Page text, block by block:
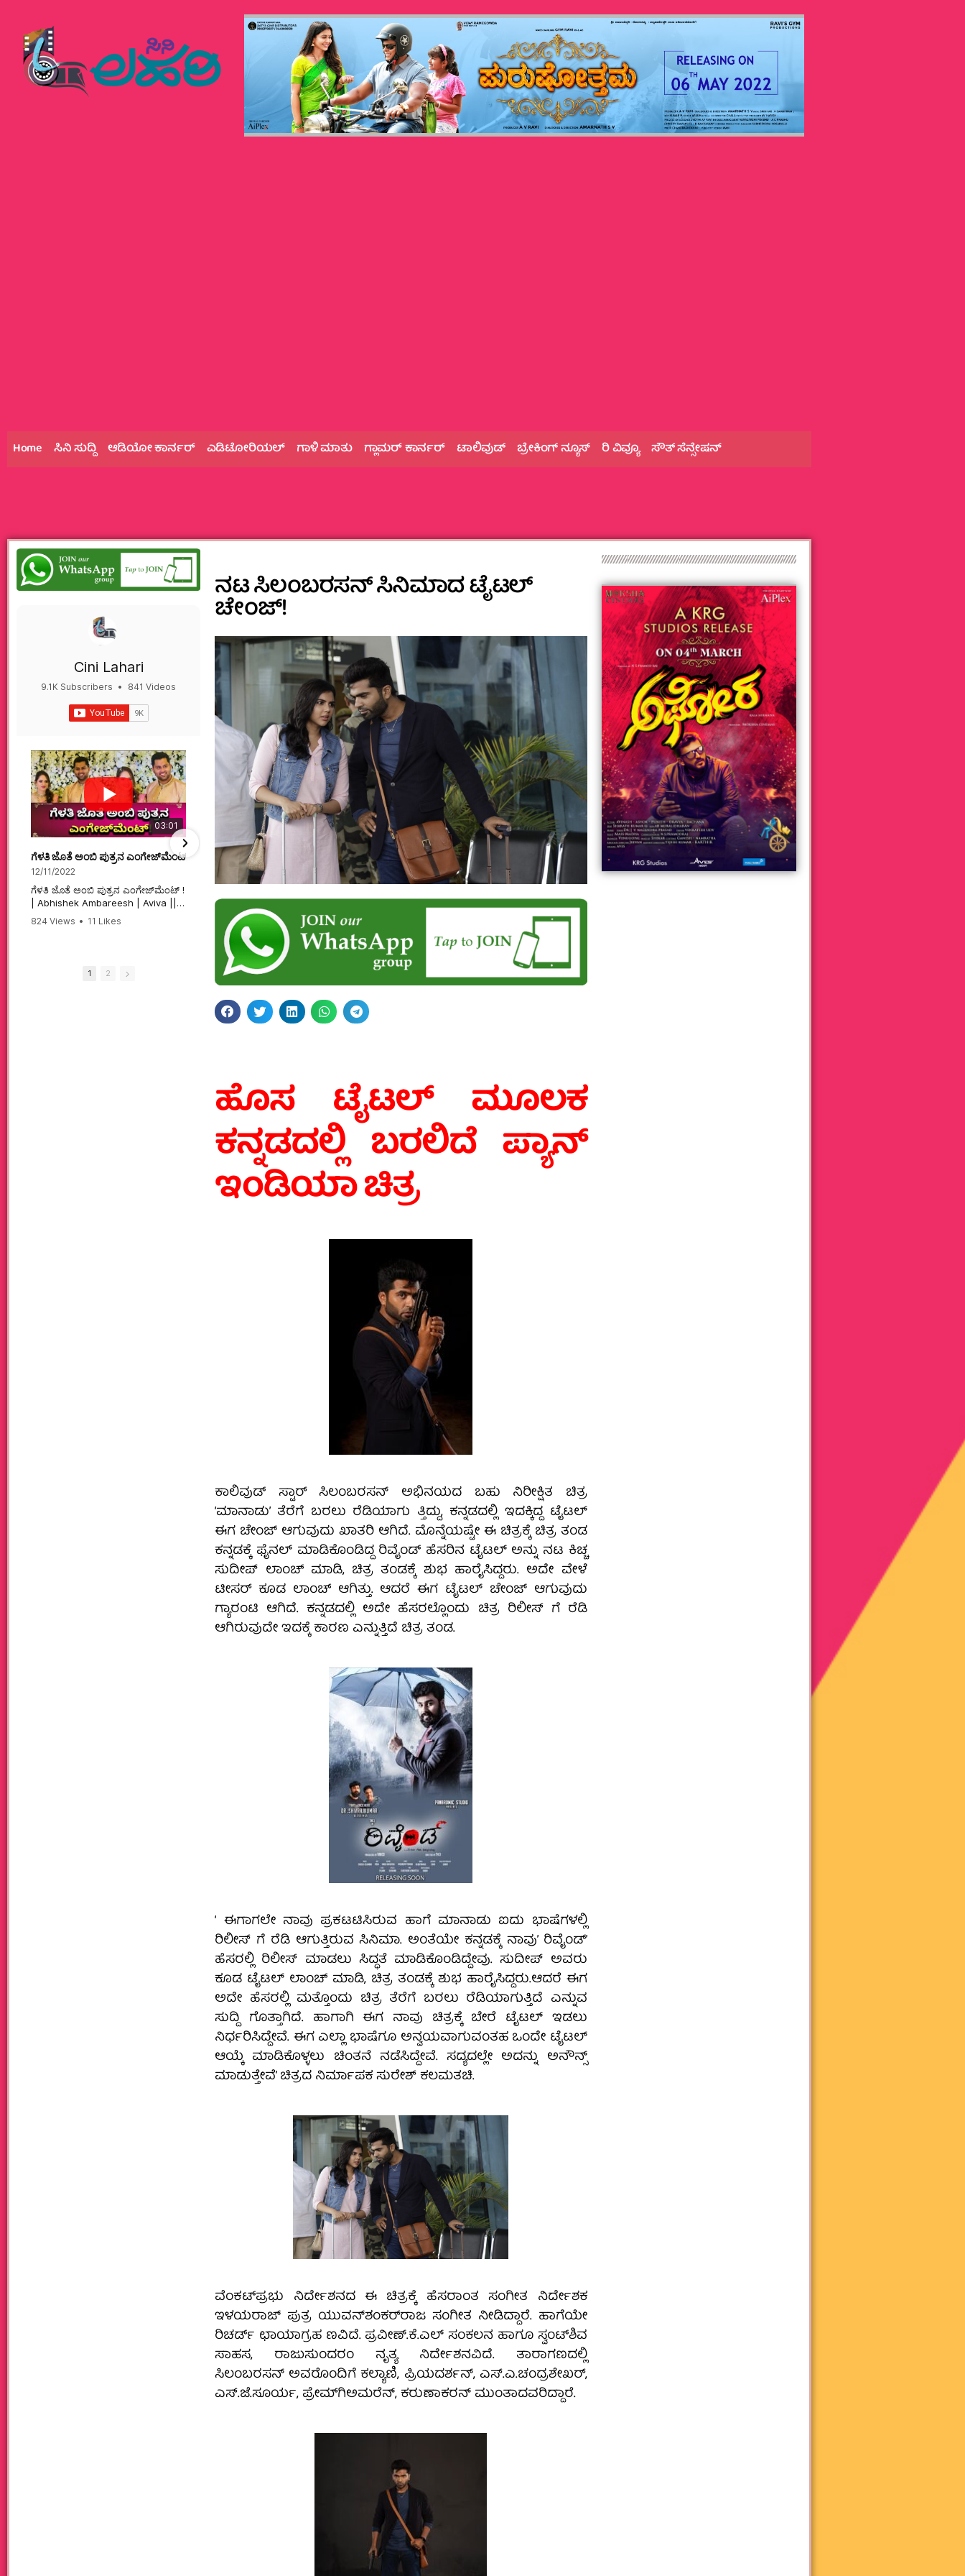
Home ಸಿನಿ ಸುದ್ದಿ ಆಡಿಯೋ ಕಾರ್ನರ್ ಎಡಿಟೋರಿಯಲ್ ಗಾಳಿ ಮಾತು ಗ್ಲಾಮರ್‌ ಕಾರ್ನರ್ ಟಾಲಿವುಡ್ ಬ್ರೇಕಿಂಗ್‌ ನ್ಯೂಸ್ ರಿ ವಿವ್ಯೂ ಸೌತ್‌ ಸೆನ್ಸೇಷನ್
Cini Lahari
9.1K Subscribers •
841 Videos
03:01
ಗೆಳತಿ ಜೊತೆ ಅಂಬಿ ಪುತ್ರನ ಎಂಗೇಜ್‌ಮೆಂಟ್ ! | Abhishek Ambareesh | Aviva ||
12/11/2022
ಗೆಳತಿ ಜೊತೆ ಅಂಬಿ ಪುತ್ರನ ಎಂಗೇಜ್‌ಮೆಂಟ್ !
| Abhishek Ambareesh | Aviva ||
824 Views • 11 Likes
06:23
ಮಗನಿಗಾಗಿಯೇ ಸಿನಿಮಾ ಮಾಡಿದ ಮಹಾತಾಯಿ! | Karnataka ||
12/6/2022
ಮಹಾತಾಯಿ! | Karnataka ||
#karnataka #kannadamovies
#sandalwood
74 Views 2 Likes 2 Comments
1 2
ನಟ ಸಿಲಂಬರಸನ್ ಸಿನಿಮಾದ ಟೈಟಲ್
ಚೇಂಜ್!
ಹೊಸ ಟೈಟಲ್ ಮೂಲಕ
ಕನ್ನಡದಲ್ಲಿ ಬರಲಿದೆ ಪ್ಯಾನ್
ಇಂಡಿಯಾ ಚಿತ್ರ
ಕಾಲಿವುಡ್ ಸ್ಟಾರ್ ಸಿಲಂಬರಸನ್ ಅಭಿನಯದ ಬಹು ನಿರೀಕ್ಷಿತ ಚಿತ್ರ
‘ಮಾನಾಡು’ ತೆರೆಗೆ ಬರಲು ರೆಡಿಯಾಗು ತ್ತಿದ್ದು, ಕನ್ನಡದಲ್ಲಿ ಇದಕ್ಕಿದ್ದ ಟೈಟಲ್
ಈಗ ಚೇಂಜ್ ಆಗುವುದು ಖಾತರಿ ಆಗಿದೆ. ಮೊನ್ನೆಯಷ್ಟೇ ಈ ಚಿತ್ರಕ್ಕೆ ಚಿತ್ರ ತಂಡ
ಕನ್ನಡಕ್ಕೆ ಫೈನಲ್ ಮಾಡಿಕೊಂಡಿದ್ದ ರಿವೈಂಡ್ ಹೆಸರಿನ ಟೈಟಲ್ ಅನ್ನು ನಟ ಕಿಚ್ಚ
ಸುದೀಪ್ ಲಾಂಚ್ ಮಾಡಿ, ಚಿತ್ರ ತಂಡಕ್ಕೆ ಶುಭ ಹಾರೈಸಿದ್ದರು. ಅದೇ ವೇಳೆ
ಟೀಸರ್ ಕೂಡ ಲಾಂಚ್ ಆಗಿತ್ತು. ಆದರೆ ಈಗ ಟೈಟಲ್ ಚೇಂಜ್ ಆಗುವುದು
ಗ್ಯಾರಂಟಿ ಆಗಿದೆ. ಕನ್ನಡದಲ್ಲಿ ಅದೇ ಹೆಸರಲ್ಲೊಂದು ಚಿತ್ರ ರಿಲೀಸ್ ಗೆ ರೆಡಿ
ಆಗಿರುವುದೇ ಇದಕ್ಕೆ ಕಾರಣ ಎನ್ನುತ್ತಿದೆ ಚಿತ್ರ ತಂಡ.
‘ ಈಗಾಗಲೇ ನಾವು ಪ್ರಕಟಟಿಸಿರುವ ಹಾಗೆ ಮಾನಾಡು ಐದು ಭಾಷೆಗಳಲ್ಲಿ
ರಿಲೀಸ್ ಗೆ ರೆಡಿ ಆಗುತ್ತಿರುವ ಸಿನಿಮಾ.‌ ಅಂತೆಯೇ ಕನ್ನಡಕ್ಕೆ ನಾವು’ ರಿವೈಂಡ್’
ಹೆಸರಲ್ಲಿ ರಿಲೀಸ್ ಮಾಡಲು ಸಿದ್ಧತೆ ಮಾಡಿಕೊಂಡಿದ್ದೇವು. ಸುದೀಪ್ ಅವರು
ಕೂಡ ಟೈಟಲ್ ಲಾಂಚ್ ಮಾಡಿ, ಚಿತ್ರ ತಂಡಕ್ಕೆ ಶುಭ ಹಾರೈಸಿದ್ದರು.ಆದರೆ ಈಗ
ಅದೇ ಹೆಸರಲ್ಲಿ ಮತ್ತೊಂದು ಚಿತ್ರ ತೆರೆಗೆ ಬರಲು ರೆಡಿಯಾಗುತ್ತಿದೆ ಎನ್ನುವ
ಸುದ್ದಿ ಗೊತ್ತಾಗಿದೆ. ಹಾಗಾಗಿ ಈಗ ನಾವು ಚಿತ್ರಕ್ಕೆ ಬೇರೆ ಟೈಟಲ್ ಇಡಲು
ನಿರ್ಧರಿಸಿದ್ದೇವೆ. ಈಗ ಎಲ್ಲಾ ಭಾಷೆಗೂ ಅನ್ವಯವಾಗುವಂತಹ ಒಂದೇ ಟೈಟಲ್
ಆಯ್ಕೆ ಮಾಡಿಕೊಳ್ಳಲು ಚಿಂತನೆ ನಡೆಸಿದ್ದೇವೆ. ಸದ್ಯದಲ್ಲೇ ಅದನ್ನು ಅನೌನ್ಸ್
ಮಾಡುತ್ತೇವೆ’ ಚಿತ್ರದ ನಿರ್ಮಾಪಕ ಸುರೇಶ್ ಕಲಮತಚಿ‌.
ವೆಂಕಟ್‌ಪ್ರಭು ನಿರ್ದೇಶನದ ಈ ಚಿತ್ರಕ್ಕೆ ಹೆಸರಾಂತ ಸಂಗೀತ ನಿರ್ದೇಶಕ
ಇಳಯರಾಜ್ ಪುತ್ರ ಯುವನ್‌ಶಂಕರ್‌ರಾಜ ಸಂಗೀತ ನೀಡಿದ್ದಾರೆ‌. ಹಾಗೆಯೇ
ರಿಚರ್ಡ್ ಛಾಯಾಗ್ರಹ ಣವಿದೆ‌. ಪ್ರವೀಣ್.ಕೆ.ಎಲ್ ಸಂಕಲನ ಹಾಗೂ ಸ್ವಂಟ್‌ಶಿವ
ಸಾಹಸ, ರಾಜುಸುಂದರಂ ನೃತ್ಯ ನಿರ್ದೇಶನವಿದೆ‌. ತಾರಾಗಣದಲ್ಲಿ
ಸಿಲಂಬರಸನ್ ಅವರೊಂದಿಗೆ ಕಲ್ಯಾಣಿ, ಪ್ರಿಯದರ್ಶನ್, ಎಸ್.ಎ.ಚಂದ್ರಶೇಖರ್,
ಎಸ್.ಜೆ.ಸೂರ್ಯ, ಪ್ರೇಮ್‌ಗಿಅಮರೆನ್, ಕರುಣಾಕರನ್ ಮುಂತಾದವರಿದ್ದಾರೆ.